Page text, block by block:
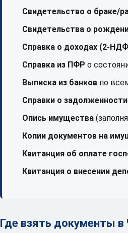
Свидетельство о браке/
Свидетельства о
Справка о доходах (2-
Справка из ПФР о
Выписка из банков по
Справки о задолженности
Опись имущества
Копии документов на
Квитанция об оплате
Квитанция о внесении
Где взять документы